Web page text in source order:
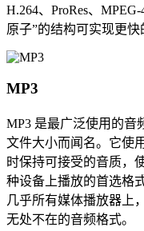
H.264、ProRes、
原子”的结构可实现更快
MP3
MP3 是最广泛使用的音
文件大小而闻名。它使
时保持可接受的音质，
种设备上播放的首选格
几乎所有媒体播放器上
无处不在的音频格式。